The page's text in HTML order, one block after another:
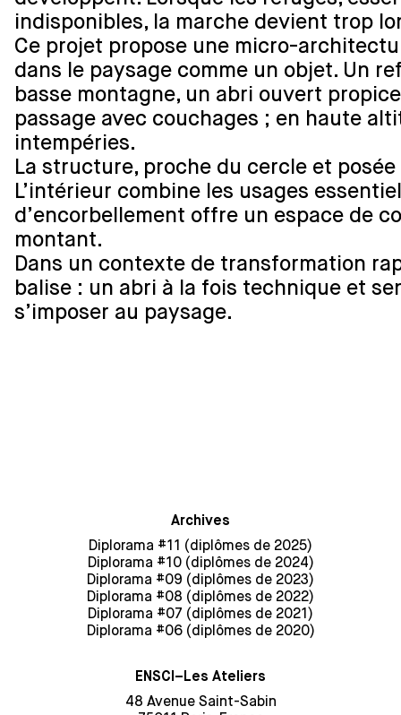
indisponibles, la marche devient trop
Ce projet propose une micro-
dans le paysage comme un objet. Un
basse montagne, un abri ouvert
passage avec couchages ; en haute
intempéries.
La structure, proche du cercle et
L’intérieur combine les usages
d’encorbellement offre un espace de
montant.
Dans un contexte de transformation
balise : un abri à la fois technique et
s’imposer au paysage.
Archives
Diplorama #11 (diplômes de 2025)
Diplorama #10 (diplômes de 2024)
Diplorama #09 (diplômes de 2023)
Diplorama #08 (diplômes de 2022)
Diplorama #07 (diplômes de 2021)
Diplorama #06 (diplômes de 2020)
ENSCI–Les Ateliers
48 Avenue Saint-Sabin